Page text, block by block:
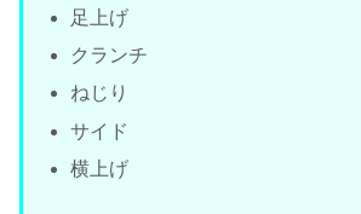
足上げ
クランチ
ねじり
サイド
横上げ